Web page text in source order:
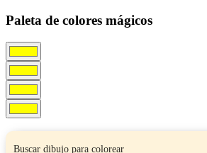
Paleta de colores mágicos